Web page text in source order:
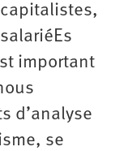
important
d’analyse
se